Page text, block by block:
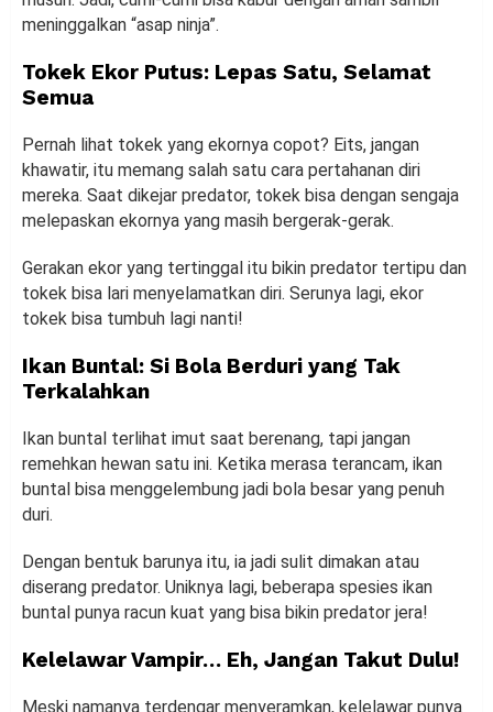
meninggalkan “asap ninja”.
Tokek Ekor Putus: Lepas Satu, Selamat
Semua
Pernah lihat tokek yang ekornya copot? Eits, jangan
khawatir, itu memang salah satu cara pertahanan diri
mereka. Saat dikejar predator, tokek bisa dengan sengaja
melepaskan ekornya yang masih bergerak-gerak.
Gerakan ekor yang tertinggal itu bikin predator tertipu dan
tokek bisa lari menyelamatkan diri. Serunya lagi, ekor
tokek bisa tumbuh lagi nanti!
Ikan Buntal: Si Bola Berduri yang Tak
Terkalahkan
Ikan buntal terlihat imut saat berenang, tapi jangan
remehkan hewan satu ini. Ketika merasa terancam, ikan
buntal bisa menggelembung jadi bola besar yang penuh
duri.
Dengan bentuk barunya itu, ia jadi sulit dimakan atau
diserang predator. Uniknya lagi, beberapa spesies ikan
buntal punya racun kuat yang bisa bikin predator jera!
Kelelawar Vampir… Eh, Jangan Takut Dulu!
Meski namanya terdengar menyeramkan, kelelawar punya